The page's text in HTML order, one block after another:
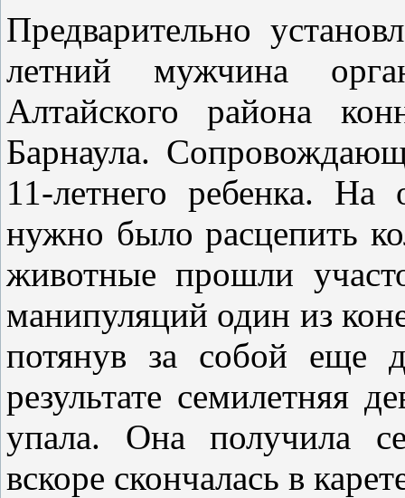
Предварительно
летний мужчина
Алтайского района
Барнаула.
11-летнего ребенка.
нужно было расцепить
животные прошли
манипуляций один из
потянув за собой еще
результате семилетняя
упала. Она получила
вскоре скончалась в